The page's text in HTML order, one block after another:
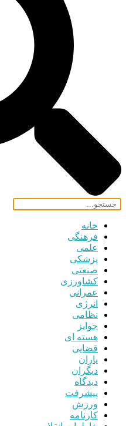
خانه
فرهنگی
علمی
پزشکی
صنعتی
کشاورزی
عمرانی
انرژی
نظامی
جوایز
هسته ای
قضایی
یاران
دیگران
دیدگاه
پیشرفت
ورزش
کارنامه